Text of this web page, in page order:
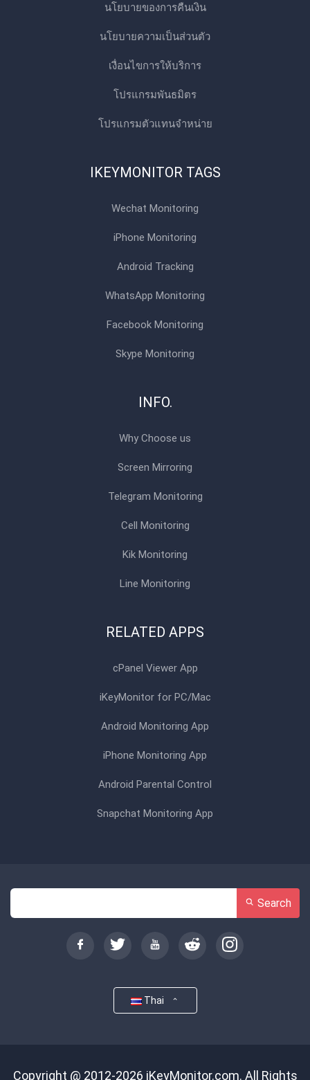
นโยบายของการคืนเงิน
นโยบายความเป็นส่วนตัว
เงื่อนไขการให้บริการ
โปรแกรมพันธมิตร
โปรแกรมตัวแทนจําหน่าย
IKEYMONITOR TAGS
Wechat Monitoring
iPhone Monitoring
Android Tracking
WhatsApp Monitoring
Facebook Monitoring
Skype Monitoring
INFO.
Why Choose us
Screen Mirroring
Telegram Monitoring
Cell Monitoring
Kik Monitoring
Line Monitoring
RELATED APPS
cPanel Viewer App
iKeyMonitor for PC/Mac
Android Monitoring App
iPhone Monitoring App
Android Parental Control
Snapchat Monitoring App
Search
Thai
Copyright @ 2012-2026 iKeyMonitor.com. All Rights